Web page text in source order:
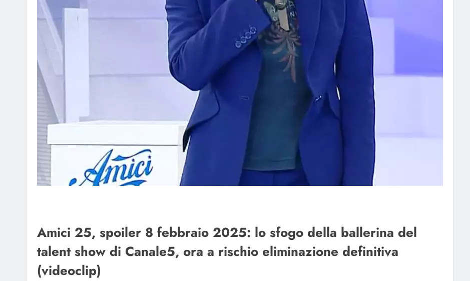
Amici 25, spoiler 8 febbraio 2025: lo sfogo della ballerina del
talent show di Canale5, ora a rischio eliminazione definitiva
(videoclip)